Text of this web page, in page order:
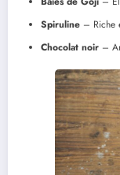
Spiruline – Riche
Chocolat noir –